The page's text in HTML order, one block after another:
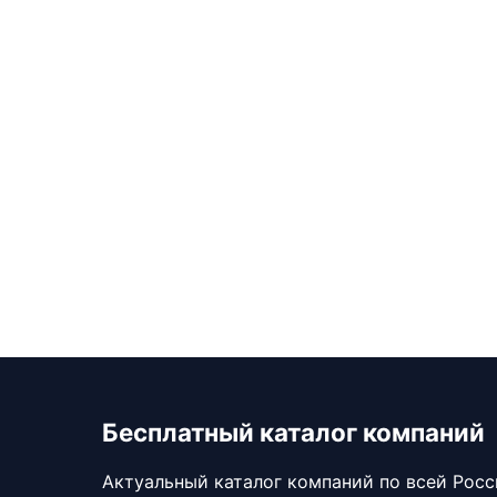
Бесплатный каталог компаний
Актуальный каталог компаний по всей